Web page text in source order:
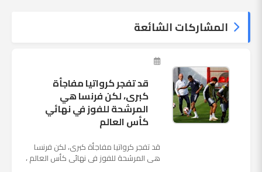
المشاركات الشائعة
قد تفجر كرواتيا مفاجأة
كبرى، لكن فرنسا هي
المرشحة للفوز في نهائي
كأس العالم
قد تفجر كرواتيا مفاجأة كبرى، لكن فرنسا
هي المرشحة للفوز في نهائي كأس العالم ،